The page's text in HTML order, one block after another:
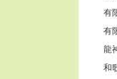
有
有
龍
和